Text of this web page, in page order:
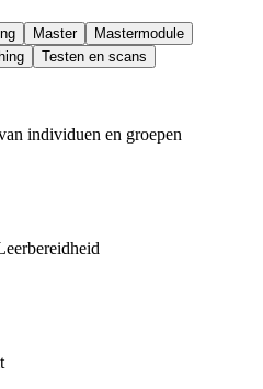
Master
Mastermodule
Testen en scans
individuen en groepen